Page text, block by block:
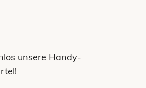
unsere Handy-